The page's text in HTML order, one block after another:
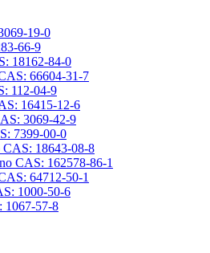
19-0
66-9
18162-84-0
66604-31-7
112-04-9
16415-12-6
3069-42-9
7399-00-0
CAS: 18643-08-8
CAS: 162578-86-1
64712-50-1
1000-50-6
1067-57-8